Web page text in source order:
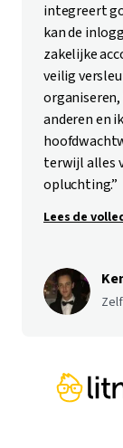
“Ik vind het
makkelijk
integreert
kan de
zakelijke
veilig
anderen en
opluchting.”